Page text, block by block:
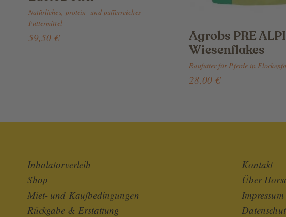
Natürliches, protein- und pufferreiches
Futtermittel
59,50 €
Agrobs PRE
Wiesenflakes
Raufutter für Pferde in
28,00 €
Inhalatorverleih
Shop
Miet- und Kaufbedingungen
Rückgabe & Erstattung
Kontakt
Über
Impressum